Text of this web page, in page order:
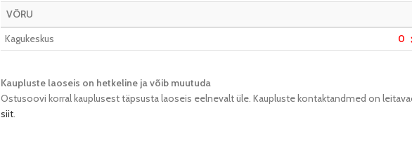
VÕRU
Kagukeskus
0
Kaupluste laoseis on hetkeline ja võib muutuda​
Ostusoovi korral kauplusest täpsusta laoseis eelnevalt üle. Kaupluste kontaktandmed on
siit.